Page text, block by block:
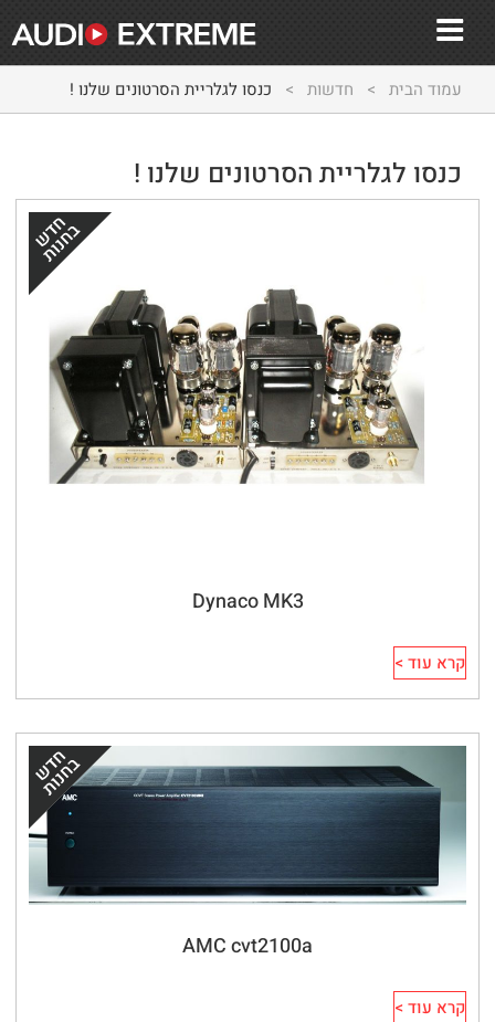
עמוד הבית > חדשות > כנסו לגלריית הסרטונים שלנו !
כנסו לגלריית הסרטונים שלנו !
Dynaco MK3
קרא עוד >
AMC cvt2100a
קרא עוד >